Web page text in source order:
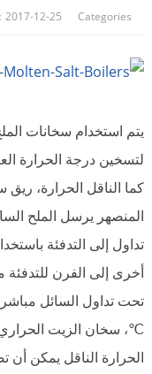
12-25 Categories：
يتم استخدام سخانات
لتسخين درجة الحرارة
كما الناقل الحرارة،
المنصهر يرسل الملح
تداول إلى التدفئة
أخرى إلى الفرن
℃، سخان الزيت
الحرارة الناقل يمكن